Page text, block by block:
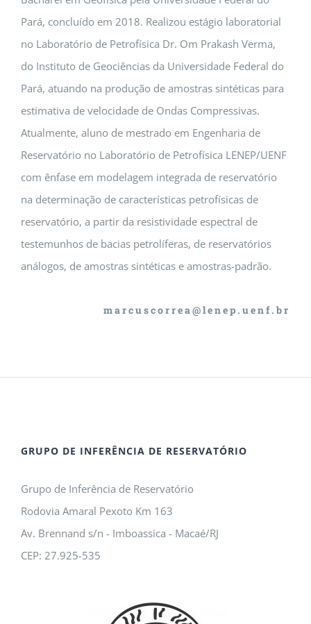
Pará, concluído em 2018. Realizou estágio laboratorial
no Laboratório de Petrofísica Dr. Om Prakash Verma,
do Instituto de Geociências da Universidade Federal do
Pará, atuando na produção de amostras sintéticas para
estimativa de velocidade de Ondas Compressivas.
Atualmente, aluno de mestrado em Engenharia de
Reservatório no Laboratório de Petrofísica LENEP/UENF
com ênfase em modelagem integrada de reservatório
na determinação de características petrofísicas de
reservatório, a partir da resistividade espectral de
testemunhos de bacias petrolíferas, de reservatórios
análogos, de amostras sintéticas e amostras-padrão.
marcuscorrea@lenep.uenf.br
GRUPO DE INFERÊNCIA DE RESERVATÓRIO
Grupo de Inferência de Reservatório
Rodovia Amaral Pexoto Km 163
Av. Brennand s/n - Imboassica - Macaé/RJ
CEP: 27.925-535